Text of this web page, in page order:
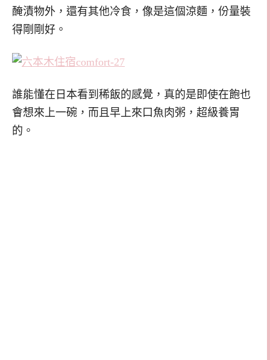
醃漬物外，還有其他冷食，像是這個涼麵，份量裝
得剛剛好。
誰能懂在日本看到稀飯的感覺，真的是即使在飽也
會想來上一碗，而且早上來口魚肉粥，超級養胃
的。